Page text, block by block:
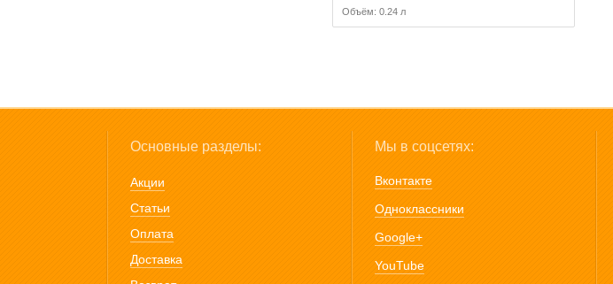
Объём: 0.24 л
Основные разделы:
Акции
Статьи
Оплата
Доставка
Мы в соцсетях:
Вконтакте
Одноклассники
Google+
YouTube